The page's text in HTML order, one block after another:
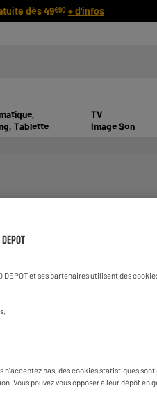
dès 49€90 + d'infos
Tablette
TV
Image Son
APPAREILS
ACHETER
d’appareils
disponibles en magasin,
phares et les
et ses partenaires utilisent des
pas, des cookies statistiques sont
Vous pouvez vous opposer à leur dépôt en